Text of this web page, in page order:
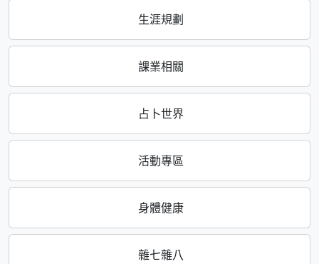
生涯規劃
課業相關
占卜世界
活動專區
身體健康
雜七雜八